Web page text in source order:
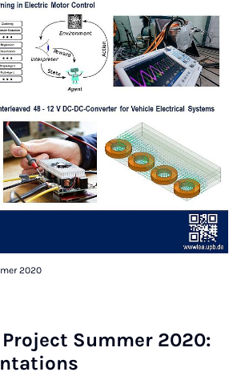
2020
Pro­ject Sum­mer 2020: